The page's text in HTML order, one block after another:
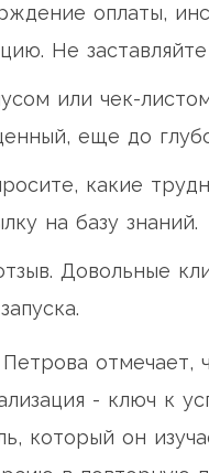
оплаты,
Не
или чек-
еще до
какие
на базу знаний.
Довольные
отмечает,
- ключ к
который он